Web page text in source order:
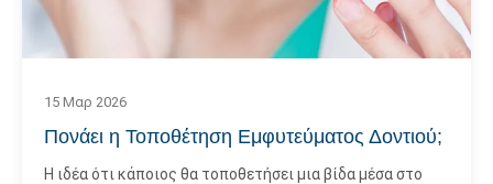
15 Μαρ 2026
Πονάει η Τοποθέτηση Εμφυτεύματος Δοντιού;
Η ιδέα ότι κάποιος θα τοποθετήσει μια βίδα μέσα στο